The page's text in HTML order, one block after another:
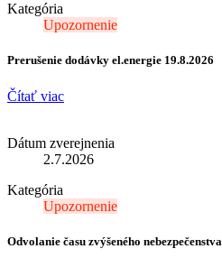
Kategória
Upozornenie
Prerušenie dodávky el.energie 19.8.2026
Čítať viac
Dátum zverejnenia
2.7.2026
Kategória
Upozornenie
Odvolanie času zvýšeného